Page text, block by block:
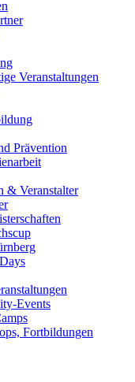
Veranstaltungen
Prävention
& Veranstalter
Events
Fortbildungen